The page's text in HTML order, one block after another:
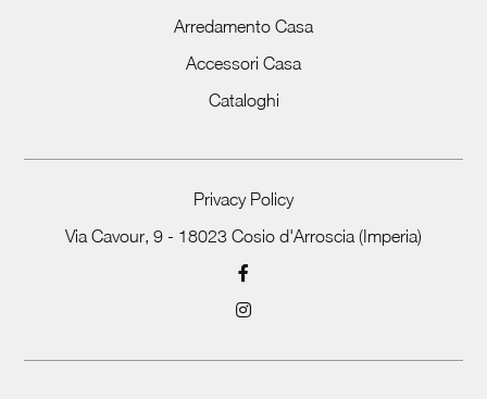
Arredamento Casa
Accessori Casa
Cataloghi
Privacy Policy
Via Cavour, 9 - 18023 Cosio d'Arroscia (Imperia)